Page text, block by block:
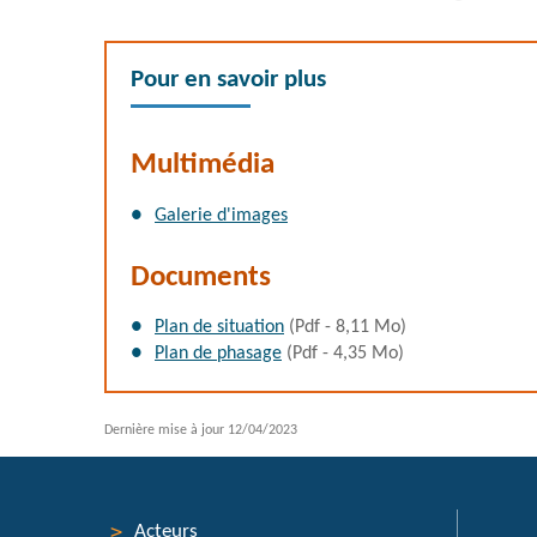
Pour en savoir plus
Multimédia
Galerie d'images
Documents
Plan de situation (Pdf - 8,11 Mo)
Plan de phasage (Pdf - 4,35 Mo)
Dernière mise à jour 12/04/2023
Acteurs